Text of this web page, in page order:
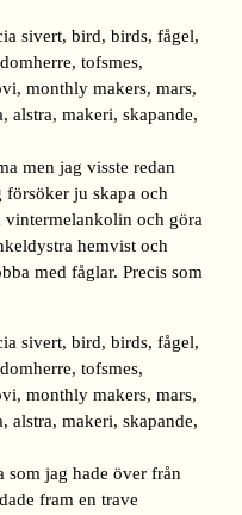
men jag visste redan
försöker ju skapa och
och göra
hemvist och
med fåglar. Precis som
som jag hade över från
fram en trave